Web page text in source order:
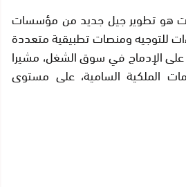
هو تطوير جيل جديد من مؤسسات
للتوجيه ومنصات تطبيقية متعددة
على الإدماج في سوق الشغل، مشيرا
الملكية السامية، على مستوى